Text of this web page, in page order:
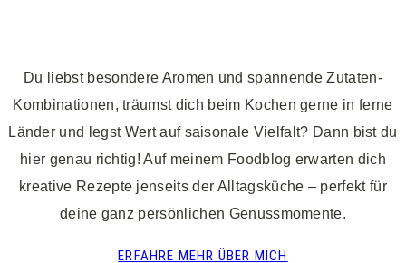
Du liebst besondere Aromen und spannende Zutaten-
Kombinationen, träumst dich beim Kochen gerne in ferne
Länder und legst Wert auf saisonale Vielfalt? Dann bist du
hier genau richtig! Auf meinem Foodblog erwarten dich
kreative Rezepte jenseits der Alltagsküche – perfekt für
deine ganz persönlichen Genussmomente.
ERFAHRE MEHR ÜBER MICH